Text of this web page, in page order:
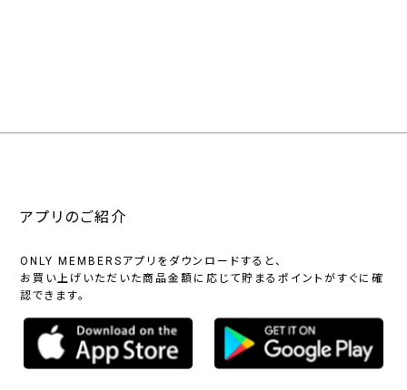
アプリのご紹介
ONLY MEMBERSアプリをダウンロードすると、
お買い上げいただいた商品金額に応じて貯まるポイントがすぐに確
認できます。